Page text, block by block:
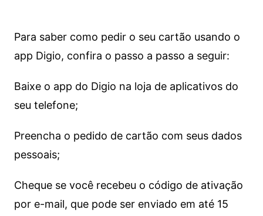
Para saber como pedir o seu cartão usando o
app Digio, confira o passo a passo a seguir:
Baixe o app do Digio na loja de aplicativos do
seu telefone;
Preencha o pedido de cartão com seus dados
pessoais;
Cheque se você recebeu o código de ativação
por e-mail, que pode ser enviado em até 15